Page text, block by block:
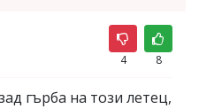
4 8
гърба на този летец,